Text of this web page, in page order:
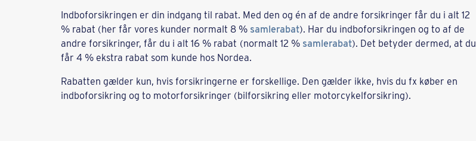
Indboforsikringen er din indgang til rabat. Med den og én af de andre forsikringer får du i alt 12
% rabat (her får vores kunder normalt 8 % samlerabat). Har du indboforsikringen og to af de
andre forsikringer, får du i alt 16 % rabat (normalt 12 % samlerabat). Det betyder dermed, at du
får 4 % ekstra rabat som kunde hos Nordea.
Rabatten gælder kun, hvis forsikringerne er forskellige. Den gælder ikke, hvis du fx køber en
indboforsikring og to motorforsikringer (bilforsikring eller motorcykelforsikring).